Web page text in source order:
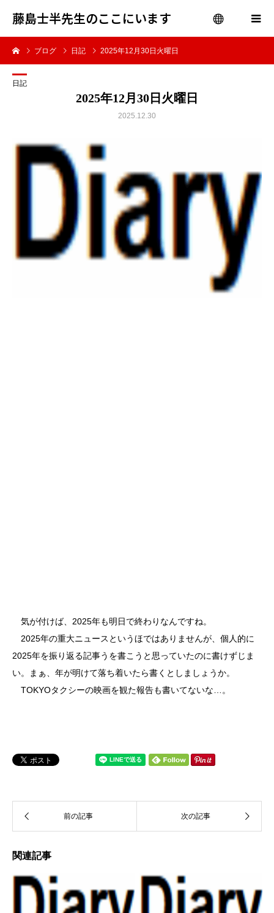
藤島士半先生のここにいます
ブログ 日記 2025年12月30日火曜日
日記
2025年12月30日火曜日
2025.12.30
気が付けば、2025年も明日で終わりなんですね。
2025年の重大ニュースというほではありませんが、個人的に
2025年を振り返る記事うを書こうと思っていたのに書けずじま
い。まぁ、年が明けて落ち着いたら書くとしましょうか。
TOKYOタクシーの映画を観た報告も書いてないな…。
関連記事